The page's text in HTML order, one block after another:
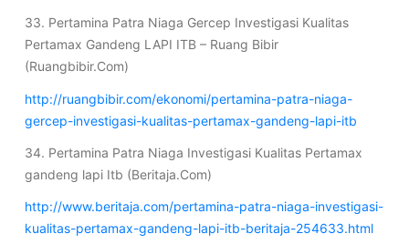
33. Pertamina Patra Niaga Gercep Investigasi Kualitas
Pertamax Gandeng LAPI ITB – Ruang Bibir
(Ruangbibir.Com)
http://ruangbibir.com/ekonomi/pertamina-patra-niaga-
gercep-investigasi-kualitas-pertamax-gandeng-lapi-itb
34. Pertamina Patra Niaga Investigasi Kualitas Pertamax
gandeng lapi Itb (Beritaja.Com)
http://www.beritaja.com/pertamina-patra-niaga-investigasi-
kualitas-pertamax-gandeng-lapi-itb-beritaja-254633.html